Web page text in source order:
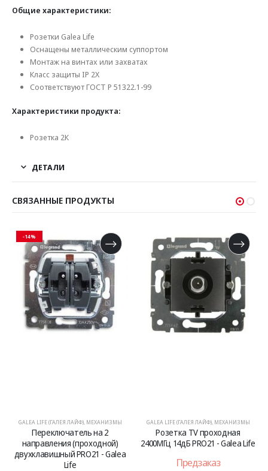
Общие характеристики:
Розетки Galea Life
Оснащены металлическим суппортом
Монтаж на винтах или захватах
Класс защиты IP 2X
Соответствуют ГОСТ Р 51322.1-99
Характеристики продукта:
Розетка 2К
ДЕТАЛИ
СВЯЗАННЫЕ ПРОДУКТЫ
-14%
GALEA LIFE (ГАЛЕЯ ЛАЙФ), МЕХАНИЗМЫ
Переключатель на 2
направления (проходной)
двухклавишный PRO21 - Galea
Life
GALEA LIFE (ГАЛЕЯ ЛАЙФ), МЕХАНИЗМЫ
Розетка TV проходная
2400МГц 14дБ PRO21 - Galea Life
Предзаказ